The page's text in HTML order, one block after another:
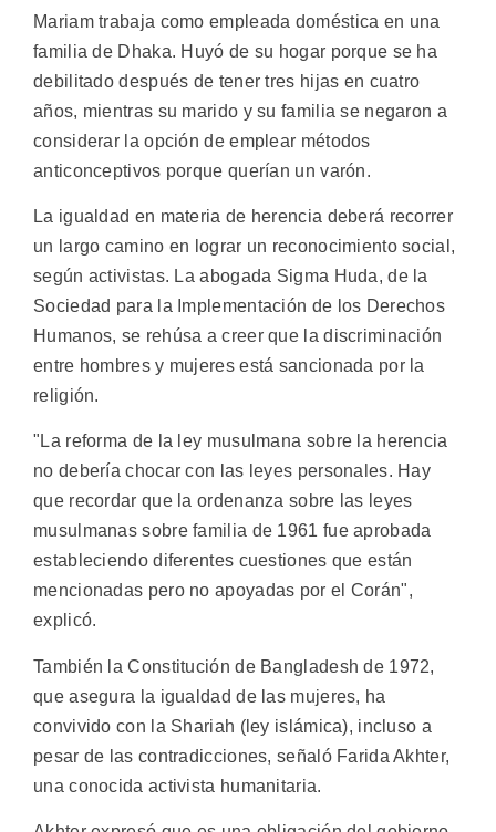
Mariam trabaja como empleada doméstica en una
familia de Dhaka. Huyó de su hogar porque se ha
debilitado después de tener tres hijas en cuatro
años, mientras su marido y su familia se negaron a
considerar la opción de emplear métodos
anticonceptivos porque querían un varón.
La igualdad en materia de herencia deberá recorrer
un largo camino en lograr un reconocimiento social,
según activistas. La abogada Sigma Huda, de la
Sociedad para la Implementación de los Derechos
Humanos, se rehúsa a creer que la discriminación
entre hombres y mujeres está sancionada por la
religión.
"La reforma de la ley musulmana sobre la herencia
no debería chocar con las leyes personales. Hay
que recordar que la ordenanza sobre las leyes
musulmanas sobre familia de 1961 fue aprobada
estableciendo diferentes cuestiones que están
mencionadas pero no apoyadas por el Corán",
explicó.
También la Constitución de Bangladesh de 1972,
que asegura la igualdad de las mujeres, ha
convivido con la Shariah (ley islámica), incluso a
pesar de las contradicciones, señaló Farida Akhter,
una conocida activista humanitaria.